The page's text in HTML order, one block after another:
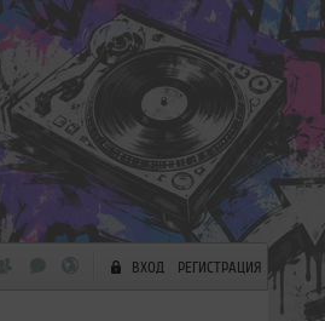
ВХОД РЕГИСТРАЦИЯ